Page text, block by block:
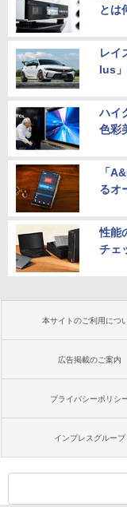
とは
レイ
lus
ハイ
色彩
「
るオ
性能
チェ
本サイトのご利用につ
広告掲載のご案内
プライバシーポリシ
インプレスグループ